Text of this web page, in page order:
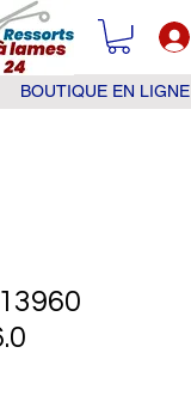
BOUTIQUE EN LIGNE